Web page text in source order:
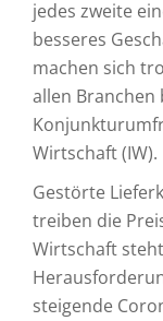
jedes zweite
besseres
machen sich
allen Branchen
Wirtschaft (IW).
Gestörte
treiben die
Wirtschaft
steigende